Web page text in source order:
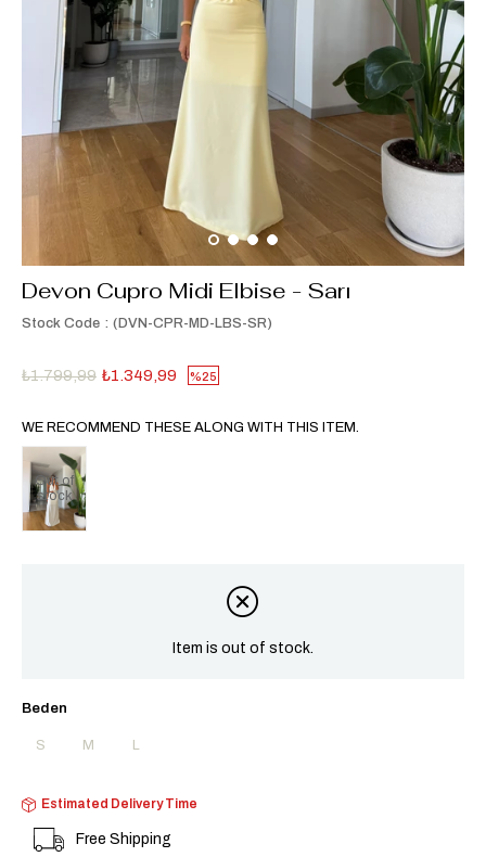
Devon Cupro Midi Elbise - Sarı
Stock Code (DVN-CPR-MD-LBS-SR)
₺1.799,99 ₺1.349,99 25
WE RECOMMEND THESE ALONG WITH THIS ITEM.
Out of
stock
Item is out of stock.
Beden
S M L
Estimated Delivery Time
Free Shipping